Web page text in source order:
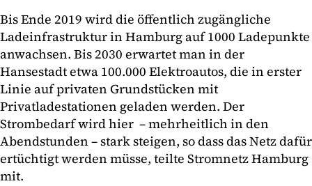
Bis Ende 2019 wird die öffentlich zugängliche
Ladeinfrastruktur in Hamburg auf 1000 Ladepunkte
anwachsen. Bis 2030 erwartet man in der
Hansestadt etwa 100.000 Elektroautos, die in erster
Linie auf privaten Grundstücken mit
Privatladestationen geladen werden. Der
Strombedarf wird hier – mehrheitlich in den
Abendstunden – stark steigen, so dass das Netz dafür
ertüchtigt werden müsse, teilte Stromnetz Hamburg
mit.